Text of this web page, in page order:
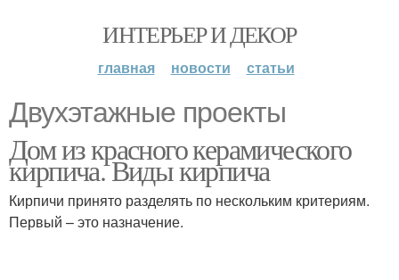
ИНТЕРЬЕР И ДЕКОР
главная новости статьи
Двухэтажные проекты
Дом из красного керамического
кирпича. Виды кирпича
Кирпичи принято разделять по нескольким критериям.
Первый – это назначение.